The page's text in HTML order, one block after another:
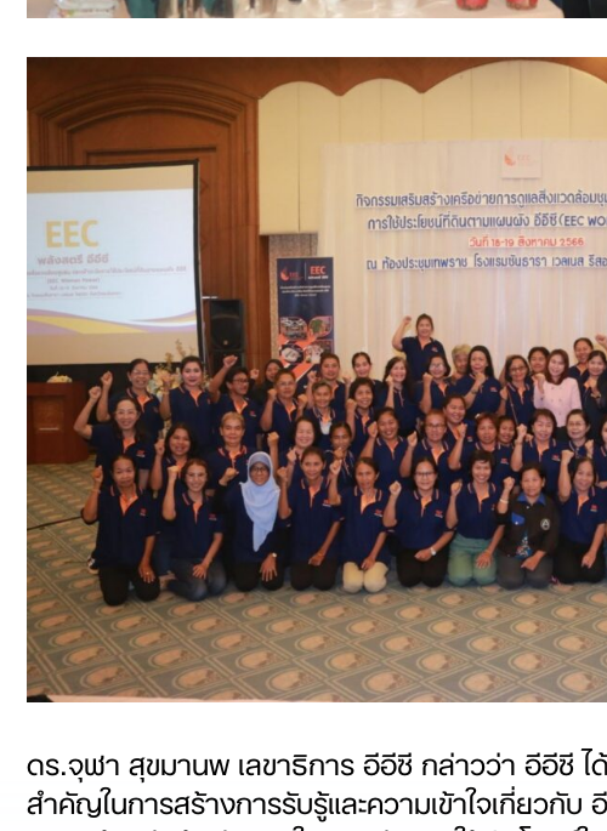
ดร.จุฬา สุขมานพ เลขาธิการ อีอีซี กล่าวว่า อีอีซี
สำคัญในการสร้างการรับรู้และความเข้าใจเกี่ยวกับ